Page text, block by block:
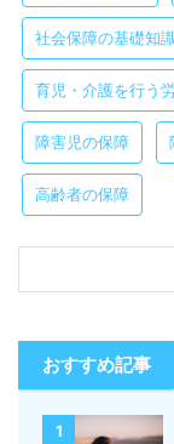
社会保障の基礎知
育児・介護を行う
障害児の保障
高齢者の保障
おすすめ記事
1